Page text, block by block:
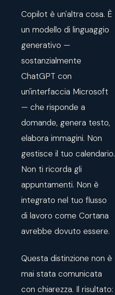
Copilot è un'altra cosa. È
un modello di linguaggio
generativo —
sostanzialmente
ChatGPT con
un'interfaccia Microsoft
— che risponde a
domande, genera testo,
elabora immagini. Non
gestisce il tuo calendario.
Non ti ricorda gli
appuntamenti. Non è
integrato nel tuo flusso
di lavoro come Cortana
avrebbe dovuto essere.
Questa distinzione non è
mai stata comunicata
con chiarezza. Il risultato: